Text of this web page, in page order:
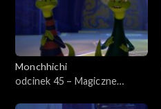
Monchhichi
odcinek 45 – Magiczne